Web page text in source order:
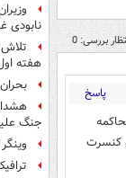
بررسی: 0
پاسخ
کنسرت
نابودی
هفته
جنگ